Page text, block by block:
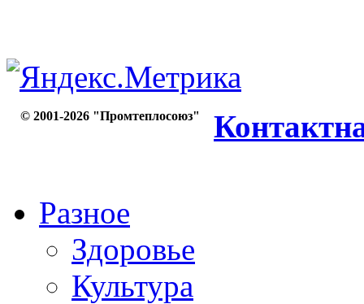
© 2001-2026 "Промтеплосоюз"
Разное
Здоровье
Культура